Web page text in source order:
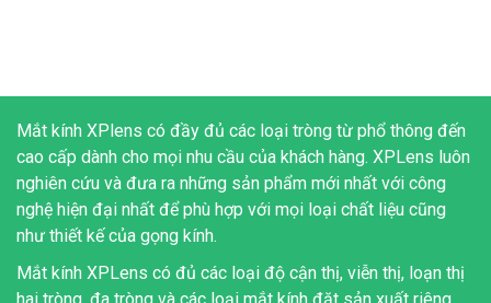
Mắt kính XPlens có đầy đủ các loại tròng từ phổ thông đến
cao cấp dành cho mọi nhu cầu của khách hàng. XPLens luôn
nghiên cứu và đưa ra những sản phẩm mới nhất với công
nghệ hiện đại nhất để phù hợp với mọi loại chất liệu cũng
như thiết kế của gọng kính.
Mắt kính XPLens có đủ các loại độ cận thị, viễn thị, loạn thị